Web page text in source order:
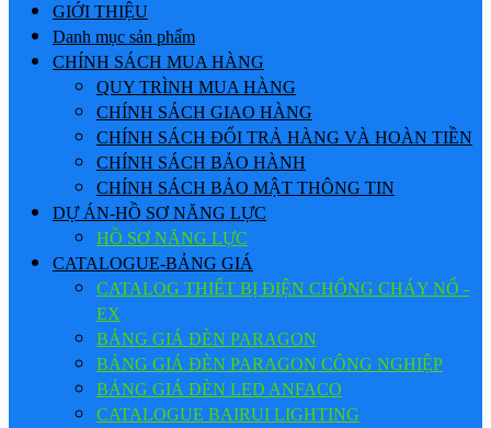
GIỚI THIỆU
Danh mục sản phẩm
CHÍNH SÁCH MUA HÀNG
QUY TRÌNH MUA HÀNG
CHÍNH SÁCH GIAO HÀNG
CHÍNH SÁCH ĐỔI TRẢ HÀNG VÀ HOÀN TIỀN
CHÍNH SÁCH BẢO HÀNH
CHÍNH SÁCH BẢO MẬT THÔNG TIN
DỰ ÁN-HỒ SƠ NĂNG LỰC
HỒ SƠ NĂNG LỰC
CATALOGUE-BẢNG GIÁ
CATALOG THIẾT BỊ ĐIỆN CHỐNG CHÁY NỔ -
EX
BẢNG GIÁ ĐÈN PARAGON
BẢNG GIÁ ĐÈN PARAGON CÔNG NGHIỆP
BẢNG GIÁ ĐÈN LED ANFACO
CATALOGUE BAIRUI LIGHTING